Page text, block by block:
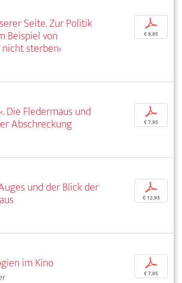
Seite. Zur Politik
Beispiel von
sterben‹
p
€ 9,95
Die Fledermaus und
Abschreckung
p
€ 7,95
und der Blick der
p
€ 12,95
im Kino
p
€ 7,95